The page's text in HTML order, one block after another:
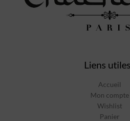
Liens
Accueil
Mon compte
Wishlist
Panier